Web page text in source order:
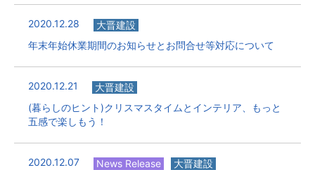
2020.12.28
大晋建設
年末年始休業期間のお知らせとお問合せ等対応について
2020.12.21
大晋建設
(暮らしのヒント)クリスマスタイムとインテリア、もっと
五感で楽しもう！
2020.12.07 News Release
大晋建設